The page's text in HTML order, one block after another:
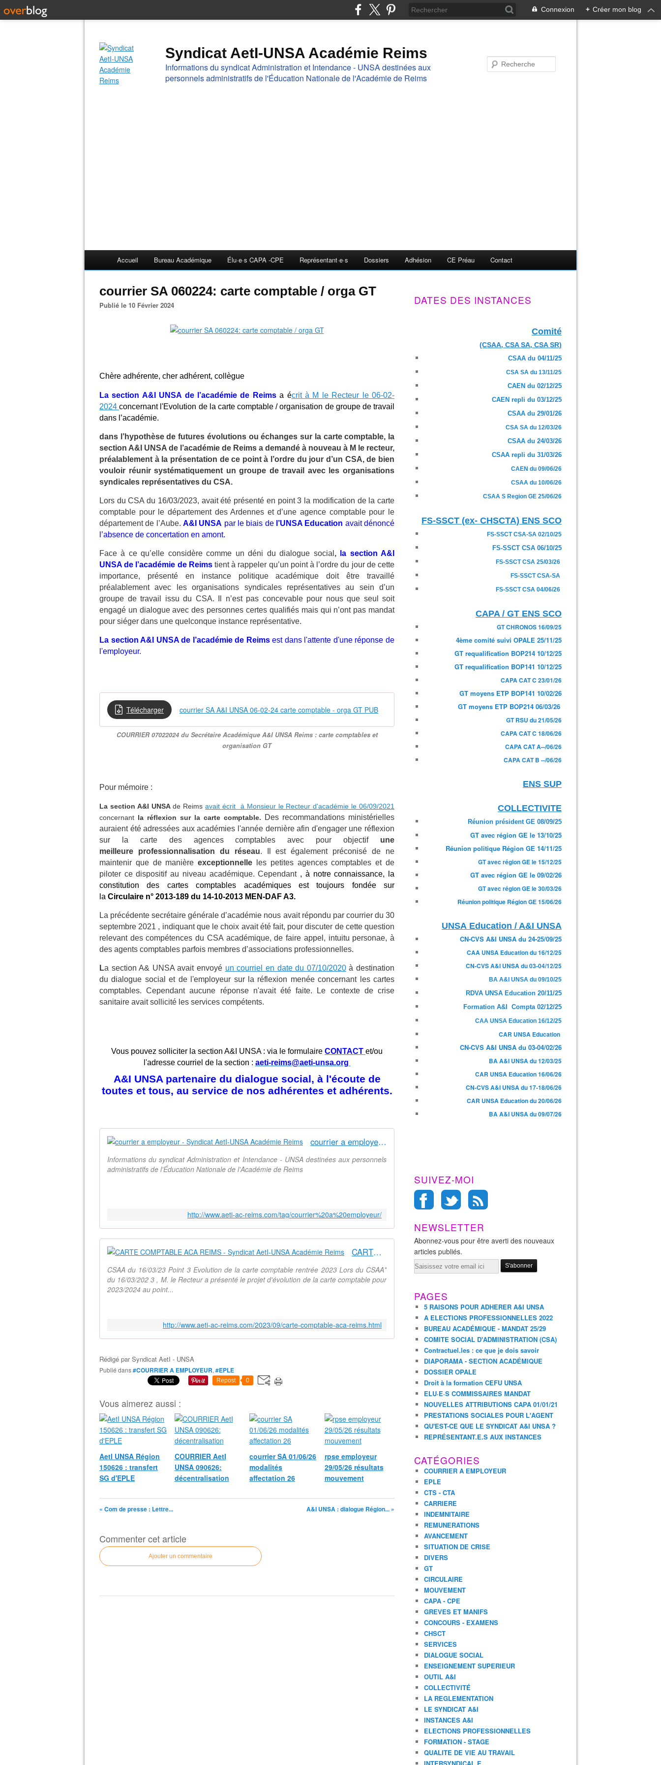
Connexion + Créer mon blog
Syndicat AetI-UNSA Académie Reims
Informations du syndicat Administration et Intendance - UNSA destinées aux
personnels administratifs de l'Éducation Nationale de l'Académie de Reims
Accueil Bureau Académique Élu·e·s CAPA -CPE Représentant·e·s Dossiers Adhésion CE Préau Contact
courrier SA 060224: carte comptable / orga GT
Publié le 10 Février 2024
Chère adhérente, cher adhérent, collègue
La section A&I UNSA de l’académie de Reimsa écrit à M le Recteur le 06-02-
2024concernant l'Evolution de la carte comptable / organisation de groupe de travail
dans l’académie.
dans l’hypothèse de futures évolutions ou échanges sur la carte comptable, la
section A&I UNSA de l’académie de Reims a demandé à nouveau à M le recteur,
préalablement à la présentation de ce point à l’ordre du jour d’un CSA, de bien
vouloir réunir systématiquement un groupe de travail avec les organisations
syndicales représentatives du CSA.
Lors du CSA du 16/03/2023, avait été présenté en point 3 la modification de la carte
comptable pour le département des Ardennes et d’une agence comptable pour le
département de l’Aube. A&I UNSA par le biais de l’UNSA Education avait dénoncé
l’absence de concertation en amont.
Face à ce qu’elle considère comme un déni du dialogue social ,
la section A&I
UNSA de l’académie de Reims tient à rappeler qu’un point à l’ordre du jour de cette
importance, présenté en instance politique académique doit être travaillé
préalablement avec les organisations syndicales représentatives au sein d’un
groupe de travail issu du CSA. Il n’est pas concevable pour nous que seul soit
engagé un dialogue avec des personnes certes qualifiés mais qui n’ont pas mandat
pour siéger dans une quelconque instance représentative.
La section A&I UNSA de l’académie de Reims est dans l'attente d'une réponse de
l'employeur.
Télécharger courrier SA A&I UNSA 06-02-24 carte comptable - orga GT PUB
COURRIER 07022024 du Secrétaire Académique A&I UNSA Reims : carte comptables et
organisation GT
Pour mémoire :
La section A&I UNSAde Reimsavait écrit à Monsieur le Recteur d'académie le 06/09/2021
concernant la réflexion sur la carte comptable.
Des recommandations ministérielles
auraient été adressées aux académies l'année dernière afin d'engager une réflexion
sur la carte des agences comptables avec pour objectif une
meilleure professionnalisation du réseau. Il est également préconisé de ne
maintenir que de manièreexceptionnelle
les petites agences comptables et de
piloter ce dispositif au niveau académique. Cependant , à notre connaissance, la
constitution des cartes comptables académiques est toujours fondée sur
la Circulaire n° 2013-189 du 14-10-2013 MEN-DAF A3.
La précédente secrétaire générale d’académie nous avait répondu par courrier du 30
septembre 2021 , indiquant que le choix avait été fait, pour discuter de cette question
relevant des compétences du CSA académique, de faire appel, intuitu personae, à
des agents comptables parfois membres d’associations professionnelles.
La section A& UNSA avait envoyé un courriel en date du 07/10/2020à destination
du dialogue social et de l'employeur sur la réflexion menée concernant les cartes
comptables. Cependant aucune réponse n'avait été faite. Le contexte de crise
sanitaire avait sollicité les services compétents.
Vous pouvez solliciter la section A&I UNSA : via le formulaire CONTACT et/ou
l'adresse courriel de la section : aeti-reims@aeti-unsa.org
A&I UNSA partenaire du dialogue social, à l'écoute de
toutes et tous, au service de nos adhérentes et adhérents.
courrier a employeur - Syndicat AetI-UNSA Académie Reims
Informations du syndicat Administration et Intendance - UNSA destinées aux personnels
administratifs de l'Éducation Nationale de l'Académie de Reims
http://www.aeti-ac-reims.com/tag/courrier%20a%20employeur/
CARTE COMPTABLE ACA REIMS - Syndicat AetI-UNSA Académie Reims
CSAA du 16/03/23 Point 3 Evolution de la carte comptable rentrée 2023 Lors du CSAA*
du 16/03/202 3 , M. le Recteur a présenté le projet d'évolution de la carte comptable pour
2023/2024 au point...
http://www.aeti-ac-reims.com/2023/09/carte-comptable-aca-reims.html
Rédigé parSyndicat AetI - UNSA
Publié dans#COURRIER A EMPLOYEUR, #EPLE
Repost 0
Vous aimerez aussi :
AetI UNSA Région
150626 : transfert
SG d'EPLE
COURRIER AetI
UNSA 090626:
décentralisation
courrier SA 01/06/26
modalités
affectation 26
rpse employeur
29/05/26 résultats
mouvement
« Com de presse : Lettre... A&I UNSA : dialogue Région... »
Commenter cet article
Ajouter un commentaire
DATES DES INSTANCES
Comité
(CSAA, CSA SA, CSA SR)
CSAA du 04/11/25
CSA SA du 13/11/25
CAEN du 02/12/25
CAEN repli du 03/12/25
CSAA du 29/01/26
CSA SA du 12/03/26
CSAA du 24/03/26
CSAA repli du 31/03/26
CAEN du 09/06/26
CSAA du 10/06/26
CSAA S Region GE 25/06/26
FS-SSCT (ex- CHSCTA) ENS SCO
FS-SSCT CSA-SA 02/10/25
FS-SSCT CSA 06/10/25
FS-SSCT CSA 25/03/26
FS-SSCT CSA-SA
FS-SSCT CSA 04/06/26
CAPA / GT ENS SCO
GT CHRONOS 16/09/25
4ème comité suivi OPALE 25/11/25
GT requalification BOP214 10/12/25
GT requalification BOP141 10/12/25
CAPA CAT C 23/01/26
GT moyens ETP BOP141 10/02/26
GT moyens ETP BOP214 06/03/26
GT RSU du 21/05/26
CAPA CAT C 18/06/26
CAPA CAT A--/06/26
CAPA CAT B --/06/26
ENS SUP
COLLECTIVITE
Réunion président GE 08/09/25
GT avec région GE le 13/10/25
Réunion politique Région GE 14/11/25
GT avec région GE le 15/12/25
GT avec région GE le 09/02/26
GT avec région GE le 30/03/26
Réunion politique Région GE 15/06/26
UNSA Education / A&I UNSA
CN-CVS A&I UNSA du 24-25/09/25
CAA UNSA Education du 16/12/25
CN-CVS A&I UNSA du 03-04/12/25
BA A&I UNSA du 09/10/25
RDVA UNSA Education 20/11/25
Formation A&I Compta 02/12/25
CAA UNSA Education 16/12/25
CAR UNSA Education
CN-CVS A&I UNSA du 03-04/02/26
BA A&I UNSA du 12/03/25
CAR UNSA Education 16/06/26
CN-CVS A&I UNSA du 17-18/06/26
CAR UNSA Education du 20/06/26
BA A&I UNSA du 09/07/26
SUIVEZ-MOI
NEWSLETTER
Abonnez-vous pour être averti des nouveaux
articles publiés.
Email
PAGES
5 RAISONS POUR ADHERER A&I UNSA
A ELECTIONS PROFESSIONNELLES 2022
BUREAU ACADÉMIQUE - MANDAT 25/29
COMITE SOCIAL D'ADMINISTRATION (CSA)
Contractuel.les : ce que je dois savoir
DIAPORAMA - SECTION ACADÉMIQUE
DOSSIER OPALE
Droit à la formation CEFU UNSA
ELU·E·S COMMISSAIRES MANDAT
NOUVELLES ATTRIBUTIONS CAPA 01/01/21
PRESTATIONS SOCIALES POUR L'AGENT
QU'EST-CE QUE LE SYNDICAT A&I UNSA ?
REPRÉSENTANT.E.S AUX INSTANCES
CATÉGORIES
COURRIER A EMPLOYEUR
EPLE
CTS - CTA
CARRIERE
INDEMNITAIRE
REMUNERATIONS
AVANCEMENT
SITUATION DE CRISE
DIVERS
GT
CIRCULAIRE
MOUVEMENT
CAPA - CPE
GREVES ET MANIFS
CONCOURS - EXAMENS
CHSCT
SERVICES
DIALOGUE SOCIAL
ENSEIGNEMENT SUPERIEUR
OUTIL A&I
COLLECTIVITÉ
LA REGLEMENTATION
LE SYNDICAT A&I
INSTANCES A&I
ELECTIONS PROFESSIONNELLES
FORMATION - STAGE
QUALITE DE VIE AU TRAVAIL